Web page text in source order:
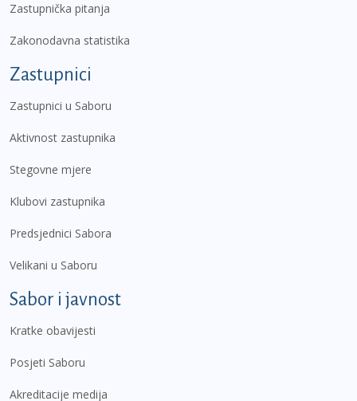
Zastupnička pitanja
Zakonodavna statistika
Zastupnici
Zastupnici u Saboru
Aktivnost zastupnika
Stegovne mjere
Klubovi zastupnika
Predsjednici Sabora
Velikani u Saboru
Sabor i javnost
Kratke obavijesti
Posjeti Saboru
Akreditacije medija